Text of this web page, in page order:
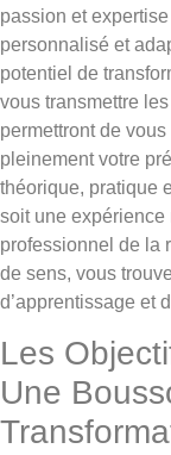
passion et
personnalisé et
potentiel de
vous transmettre
permettront de
pleinement votre
théorique, pratique
soit une expérience
professionnel de la
de sens, vous
d’apprentissage et
Les
Une